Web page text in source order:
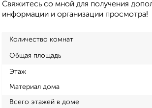
Свяжитесь со мной для получения
информации и организации просмотра!
Количество комнат
Общая площадь
Этаж
Материал дома
Всего этажей в доме